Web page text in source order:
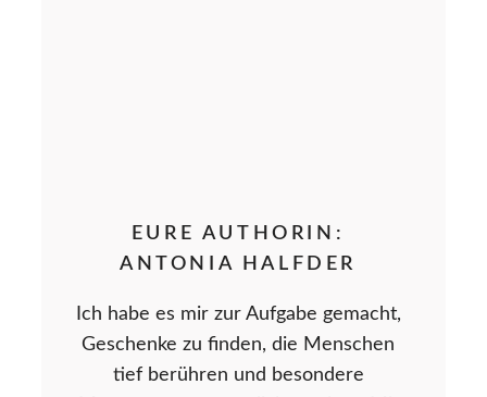
EURE AUTHORIN:
ANTONIA HALFDER
Ich habe es mir zur Aufgabe gemacht,
Geschenke zu finden, die Menschen
tief berühren und besondere